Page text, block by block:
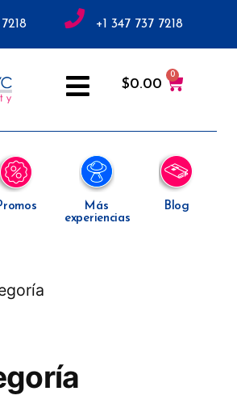
+1 347 737 7218
$0.00
Más
experiencias
Blog